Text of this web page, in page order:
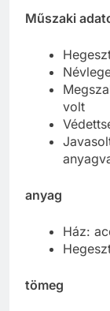
Műszaki
volt
anyag
Ház:
tömeg